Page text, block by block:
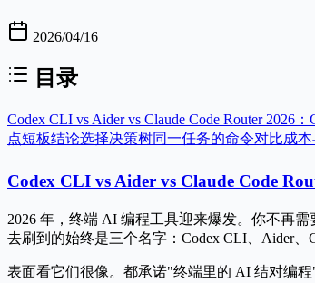
2026/04/16
目录
Codex CLI vs Aider vs Claude Code Router 2026
点短板结论选择决策树同一任务的命令对比成
Codex CLI vs Aider vs Claude Code
2026 年，终端 AI 编程工具迎来爆发。你不再
去刷到的始终是三个名字： Codex CLI Aider、
表面看它们很像。都承诺"终端里的 AI 结对编程